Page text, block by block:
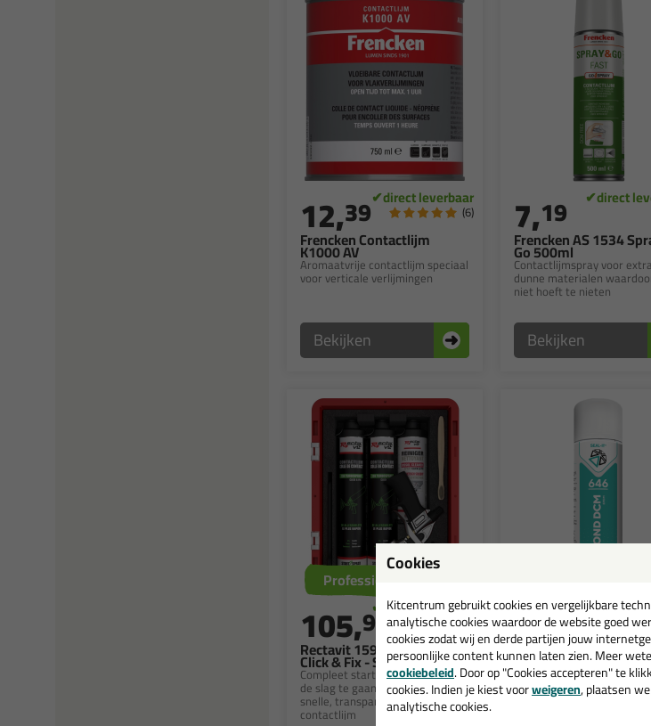
Frencken Contactlijm
K1000 AV
Aromaatvrije contactlijm speciaal
voor verticale verlijmingen
12,39 (6)
Bekijken
Frencken AS 1534
Go 500ml
Contactlijmspray voor extra
dunne materialen
niet hoeft te nieten
7,19
Bekijken
Rectavit 159 TurboSpray
Click & Fix - Starterspakket
Compleet starterspakket om aan
de slag te gaan met de extra
snelle, transparante verspuitbare
contactlijm
Professionele keuze
105,95
Seal-It 646 EPDM
Spraybond DCM
Hoogwaardige contactlijm
EPDM op diverse
sterk en betrouwbaar.
7,51
Cookies
Kitcentrum gebruikt cookies en vergelijkbare
analytische cookies waardoor de website goed
cookies zodat wij en derde partijen jouw
persoonlijke content kunnen laten zien. Meer
cookiebeleid. Door op "Cookies accepteren" te
cookies. Indien je kiest voorweigeren, plaatsen
analytische cookies.